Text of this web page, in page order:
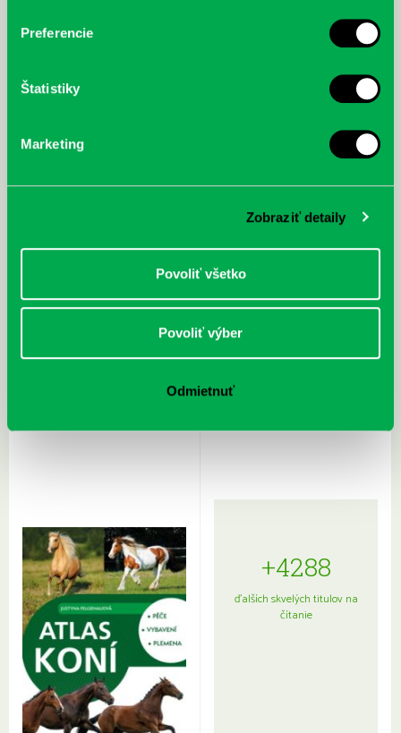
Preferencie
Štatistiky
Marketing
Zobraziť detaily
Povoliť všetko
Povoliť výber
Odmietnuť
Prvá biografia najväčšieho
cyklistu modernej doby:
Rudź, Przemyslaw: Atlas hviezd:
Hardy, Paula: Japonsko na tanieri:
+4288
ďalších skvelých titulov na
čítanie